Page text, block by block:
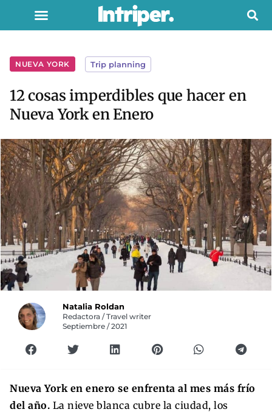
NUEVA YORK Trip planning
12 cosas imperdibles que hacer en
Nueva York en Enero
Natalia Roldan
Redactora / Travel writer
Septiembre / 2021
Nueva York en enero se enfrenta al mes más frío
del año. La nieve blanca cubre la ciudad, los